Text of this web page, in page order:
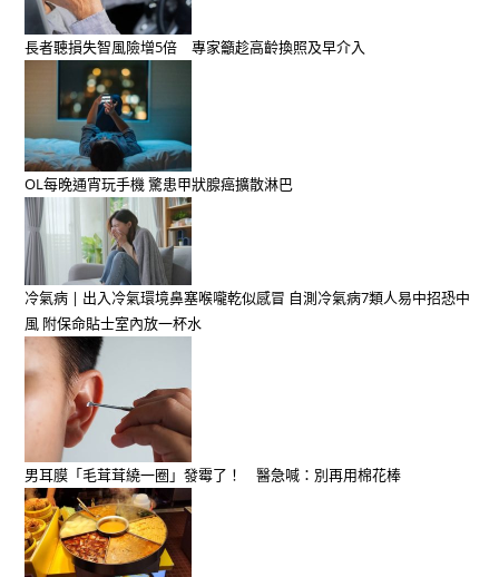
長者聽損失智風險增5倍 專家籲趁高齡換照及早介入
OL每晚通宵玩手機 驚患甲狀腺癌擴散淋巴
冷氣病 | 出入冷氣環境鼻塞喉嚨乾似感冒 自測冷氣病7類人易中招恐中
風 附保命貼士室內放一杯水
男耳膜「毛茸茸繞一圈」發霉了！ 醫急喊：別再用棉花棒